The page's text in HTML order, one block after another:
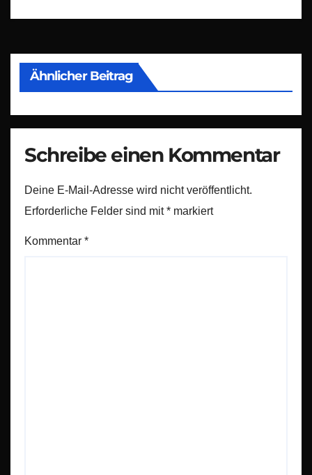
Ähnlicher Beitrag
Schreibe einen Kommentar
Deine E-Mail-Adresse wird nicht veröffentlicht.
Erforderliche Felder sind mit* markiert
Kommentar *